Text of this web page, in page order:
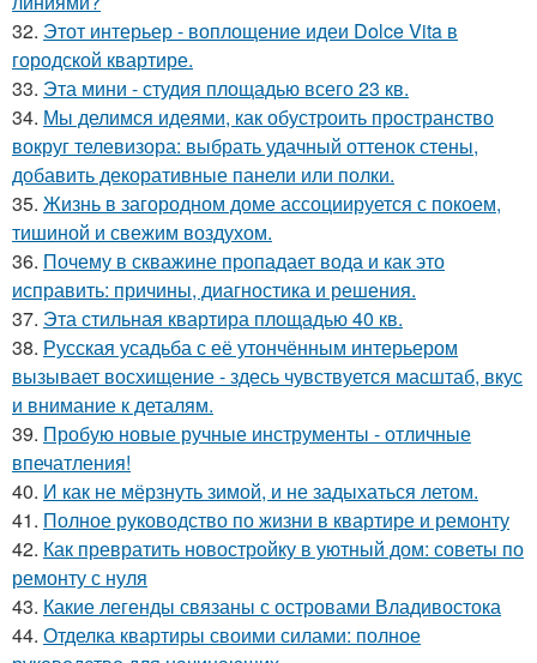
32. Этот интерьер - воплощение идеи Dolce Vita в
городской квартире.
33. Эта мини - студия площадью всего 23 кв.
34. Мы делимся идеями, как обустроить пространство
вокруг телевизора: выбрать удачный оттенок стены,
добавить декоративные панели или полки.
35. Жизнь в загородном доме ассоциируется с покоем,
тишиной и свежим воздухом.
36. Почему в скважине пропадает вода и как это
исправить: причины, диагностика и решения.
37. Эта стильная квартира площадью 40 кв.
38. Русская усадьба с её утончённым интерьером
вызывает восхищение - здесь чувствуется масштаб, вкус
и внимание к деталям.
39. Пробую новые ручные инструменты - отличные
впечатления!
40. И как не мёрзнуть зимой, и не задыхаться летом.
41. Полное руководство по жизни в квартире и ремонту
42. Как превратить новостройку в уютный дом: советы по
ремонту с нуля
43. Какие легенды связаны с островами Владивостока
44. Отделка квартиры своими силами: полное